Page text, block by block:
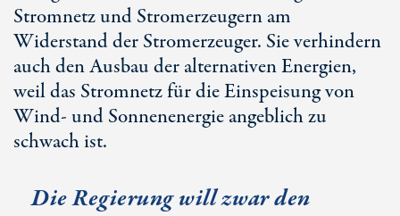
Stromnetz und Stromerzeugern am
Widerstand der Stromerzeuger. Sie verhindern
auch den Ausbau der alternativen Energien,
weil das Stromnetz für die Einspeisung von
Wind- und Sonnenenergie angeblich zu
schwach ist.
Die Regierung will zwar den